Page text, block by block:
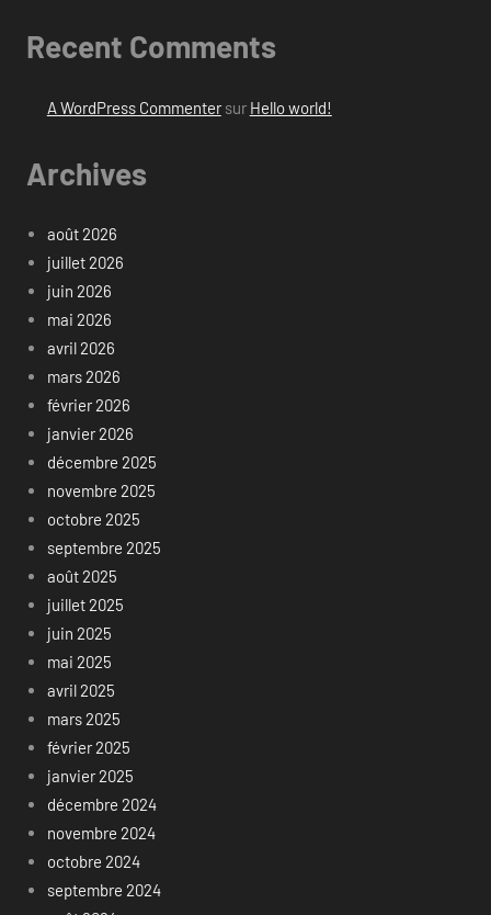
Recent Comments
A WordPress Commentersur Hello world!
Archives
août 2026
juillet 2026
juin 2026
mai 2026
avril 2026
mars 2026
février 2026
janvier 2026
décembre 2025
novembre 2025
octobre 2025
septembre 2025
août 2025
juillet 2025
juin 2025
mai 2025
avril 2025
mars 2025
février 2025
janvier 2025
décembre 2024
novembre 2024
octobre 2024
septembre 2024